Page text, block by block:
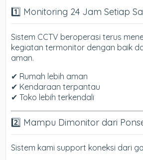
1️⃣ Monitoring 24 Jam Setiap
Sistem CCTV beroperasi terus
kegiatan termonitor dengan baik
aman.
✔ Rumah lebih aman
✔ Kendaraan terpantau
✔ Toko lebih terkendali
2️⃣ Mampu Dimonitor dari
Sistem kami support koneksi dari